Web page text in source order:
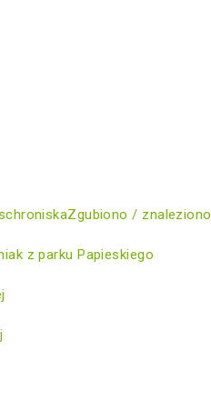
Zgubiono / znaleziono
z parku Papieskiego